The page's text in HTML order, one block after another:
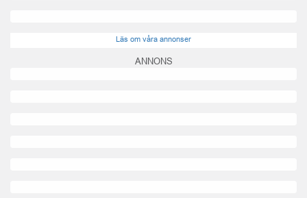
Läs om våra annonser
ANNONS